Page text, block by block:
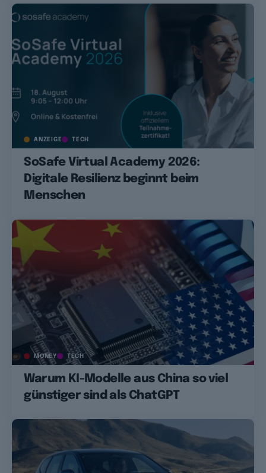
ANZEIGE TECH
SoSafe Virtual Academy 2026:
Digitale Resilienz beginnt beim
Menschen
MONEY TECH
Warum KI-Modelle aus China so viel
günstiger sind als ChatGPT